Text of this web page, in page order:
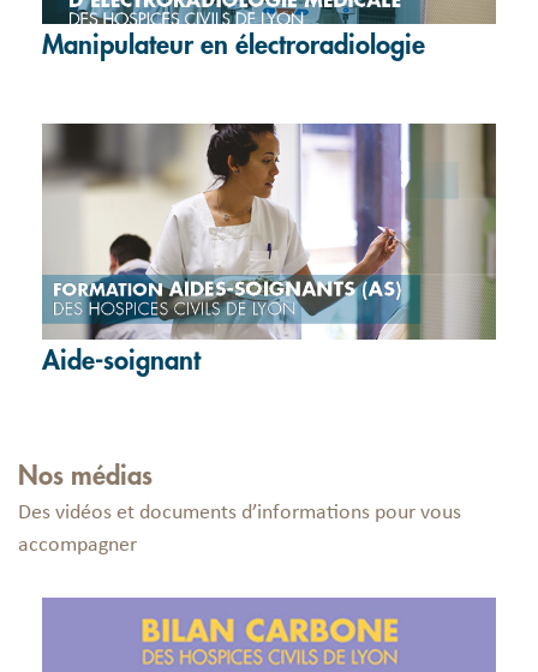
Manipulateur en électroradiologie
Aide-soignant
Nos médias
Des vidéos et documents d’informations pour vous
accompagner